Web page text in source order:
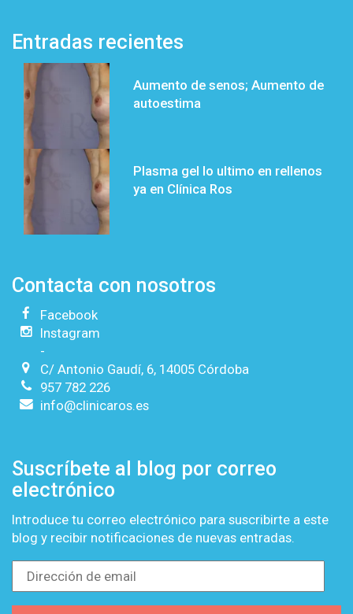
Entradas recientes
Aumento de senos; Aumento de
autoestima
Plasma gel lo ultimo en rellenos
ya en Clínica Ros
Contacta con nosotros
Facebook
Instagram
-
C/ Antonio Gaudí, 6, 14005 Córdoba
957 782 226
info@clinicaros.es
Suscríbete al blog por correo
electrónico
Introduce tu correo electrónico para suscribirte a este
blog y recibir notificaciones de nuevas entradas.
Dirección
email